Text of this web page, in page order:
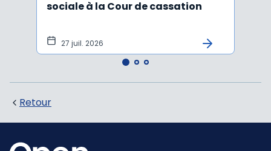
sociale à la Cour de cassation
27 juil. 2026
Retour